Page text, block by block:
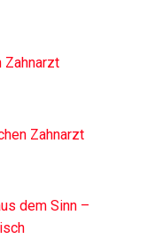
Zahnarzt
Zahnarzt
dem Sinn –